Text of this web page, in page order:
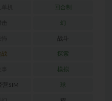
回合制
击 幻
战斗
战 探索
模拟
营SIM 球